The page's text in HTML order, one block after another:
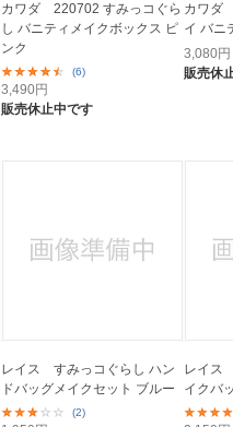
カワダ 220702 すみっコぐら
し バニティメイクボックス ピ
ンク
(6)
3,490円
販売休止中です
カワダ
イ バニ
3,080円
販売休
レイス すみっコぐらし ハン
ドバッグメイクセット ブルー
(2)
レイス
イクバ